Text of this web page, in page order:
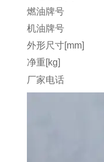
燃油牌号
机油牌号
外形尺寸[mm]
净重[kg]
厂家电话